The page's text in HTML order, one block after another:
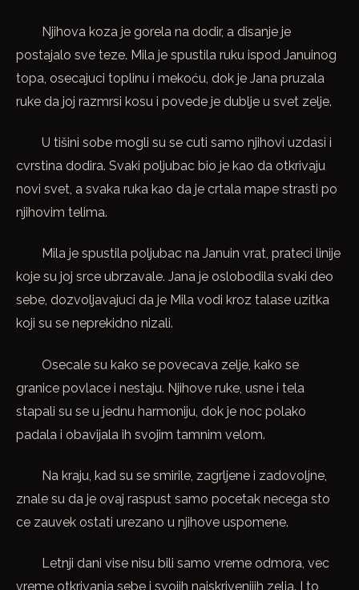
Njihova koza je gorela na dodir, a disanje je
postajalo sve teze. Mila je spustila ruku ispod Januinog
topa, osecajuci toplinu i mekoću, dok je Jana pruzala
ruke da joj razmrsi kosu i povede je dublje u svet zelje.
U tišini sobe mogli su se cuti samo njihovi uzdasi i
cvrstina dodira. Svaki poljubac bio je kao da otkrivaju
novi svet, a svaka ruka kao da je crtala mape strasti po
njihovim telima.
Mila je spustila poljubac na Januin vrat, prateci linije
koje su joj srce ubrzavale. Jana je oslobodila svaki deo
sebe, dozvoljavajuci da je Mila vodi kroz talase uzitka
koji su se neprekidno nizali.
Osecale su kako se povecava zelje, kako se
granice povlace i nestaju. Njihove ruke, usne i tela
stapali su se u jednu harmoniju, dok je noc polako
padala i obavijala ih svojim tamnim velom.
Na kraju, kad su se smirile, zagrljene i zadovoljne,
znale su da je ovaj raspust samo pocetak necega sto
ce zauvek ostati urezano u njihove uspomene.
Letnji dani vise nisu bili samo vreme odmora, vec
vreme otkrivanja sebe i svojih najskrivenijih zelja. I to